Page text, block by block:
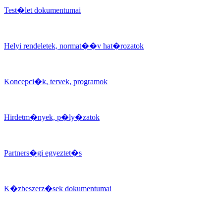
Test�let dokumentumai
Helyi rendeletek, normat��v hat�rozatok
Koncepci�k, tervek, programok
Hirdetm�nyek, p�ly�zatok
Partners�gi egyeztet�s
K�zbeszerz�sek dokumentumai